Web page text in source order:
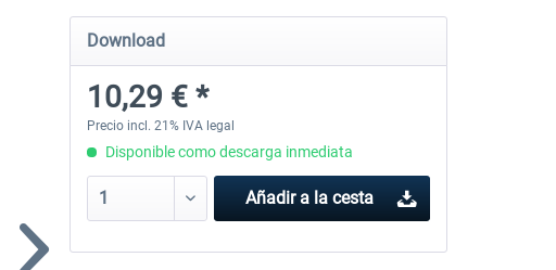
Download
10,29 € *
Precio incl. 21% IVA legal
Disponible como descarga inmediata
Añadir a la cesta